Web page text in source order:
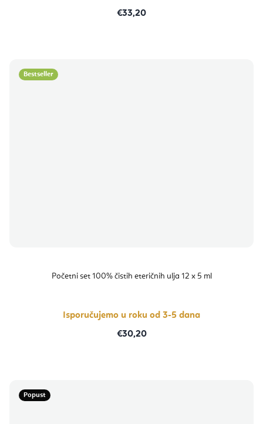
€33,20
Bestseller
Početni set 100% čistih eteričnih ulja 12 x 5 ml
Isporučujemo u roku od 3-5 dana
€30,20
Popust